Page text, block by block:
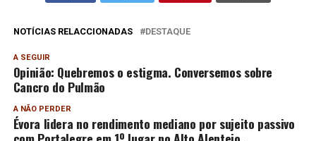
NOTÍCIAS RELACCIONADAS DESTAQUE
A SEGUIR
Opinião: Quebremos o estigma. Conversemos sobre
Cancro do Pulmão
A NÃO PERDER
Évora lidera no rendimento mediano por sujeito passivo